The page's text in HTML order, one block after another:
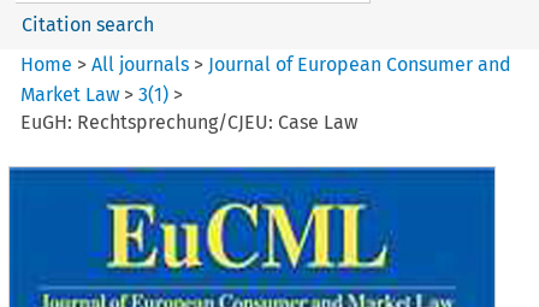
Citation search
Home >All journals > Journal of European Consumer and
Market Law >3(1) >
EuGH: Rechtsprechung/CJEU: Case Law